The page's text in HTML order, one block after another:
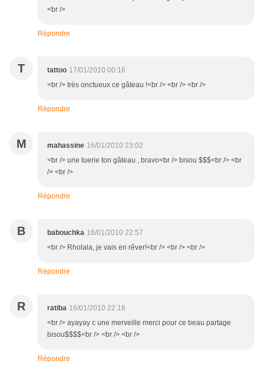
<br />
Répondre
T tattoo 17/01/2010 00:16
<br /> très onctueux ce gâteau !<br /> <br /> <br />
Répondre
M mahassine 16/01/2010 23:02
<br /> une tuerie ton gâteau , bravo<br /> bisou $$$<br /> <br
/> <br />
Répondre
B babouchka 16/01/2010 22:57
<br /> Rholala, je vais en rêver!<br /> <br /> <br />
Répondre
R ratiba 16/01/2010 22:18
<br /> ayayay c une merveille merci pour ce beau partage
bisou$$$$<br /> <br /> <br />
Répondre